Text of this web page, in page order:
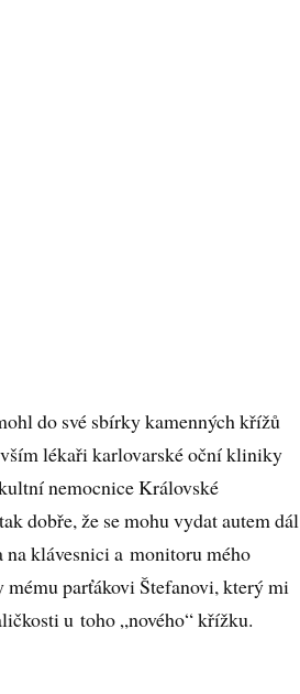
do své sbírky kamenných křížů
lékaři karlovarské oční kliniky
nemocnice Královské
dobře, že se mohu vydat autem dál
na klávesnici a monitoru mého
parťákovi Štefanovi, který mi
u toho „nového“ křížku.